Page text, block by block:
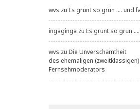
wvs zu Es grünt so grün .... und
ingaginga zu Es grünt so grün
wvs zu Die Unverschämtheit
des ehemaligen (zweitklassigen)
Fernsehmoderators